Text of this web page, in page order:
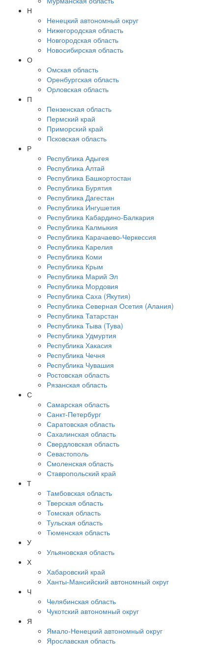
Н
Ненецкий автономный округ
Нижегородская область
Новгородская область
Новосибирская область
О
Омская область
Оренбургская область
Орловская область
П
Пензенская область
Пермский край
Приморский край
Псковская область
Р
Республика Адыгея
Республика Алтай
Республика Башкортостан
Республика Бурятия
Республика Дагестан
Республика Ингушетия
Республика Кабардино-Балкария
Республика Калмыкия
Республика Карачаево-Черкессия
Республика Карелия
Республика Коми
Республика Крым
Республика Марий Эл
Республика Мордовия
Республика Саха (Якутия)
Республика Северная Осетия (Алания)
Республика Татарстан
Республика Тыва (Тува)
Республика Удмуртия
Республика Хакасия
Республика Чечня
Республика Чувашия
Ростовская область
Рязанская область
С
Самарская область
Санкт-Петербург
Саратовская область
Сахалинская область
Свердловская область
Севастополь
Смоленская область
Ставропольский край
Т
Тамбовская область
Тверская область
Томская область
Тульская область
Тюменская область
У
Ульяновская область
Х
Хабаровский край
Ханты-Мансийский автономный округ
Ч
Челябинская область
Чукотский автономный округ
Я
Ямало-Ненецкий автономный округ
Ярославская область